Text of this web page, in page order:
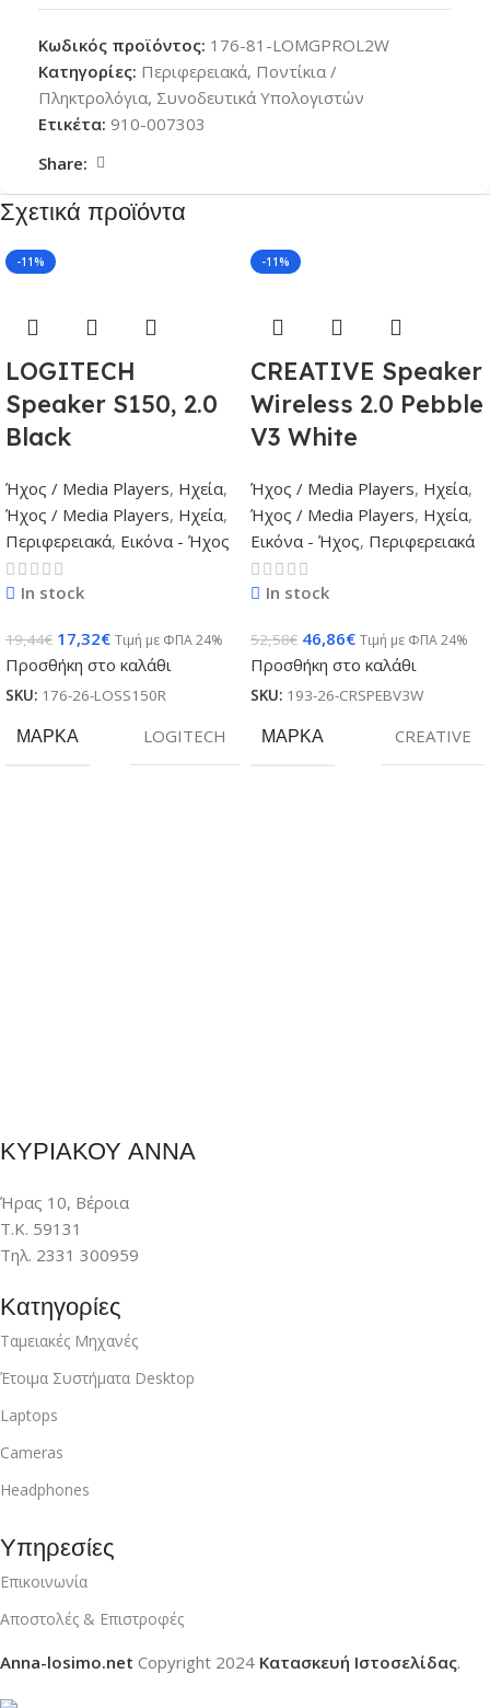
Κωδικός προϊόντος: 176-81-LOMGPROL2W
Κατηγορίες: Περιφερειακά, Ποντίκια /
Πληκτρολόγια, Συνοδευτικά Υπολογιστών
Ετικέτα: 910-007303
Share:
Σχετικά προϊόντα
-11%
LOGITECH
Speaker S150, 2.0
Black
Ήχος / Media Players, Ηχεία,
Ήχος / Media Players, Ηχεία,
Περιφερειακά, Εικόνα - Ήχος
In stock
19,44€ 17,32€ Τιμή με ΦΠΑ 24%
Προσθήκη στο καλάθι
SKU: 176-26-LOSS150R
ΜΆΡΚΑ LOGITECH
-11%
CREATIVE Speaker
Wireless 2.0 Pebble
V3 White
Ήχος / Media Players, Ηχεία,
Ήχος / Media Players, Ηχεία,
Εικόνα - Ήχος, Περιφερειακά
In stock
52,58€ 46,86€ Τιμή με ΦΠΑ 24%
Προσθήκη στο καλάθι
SKU: 193-26-CRSPEBV3W
ΜΆΡΚΑ CREATIVE
ΚΥΡΙΑΚΟΥ ΑΝΝΑ
Ήρας 10, Βέροια
Τ.Κ. 59131
Τηλ. 2331 300959
Κατηγορίες
Ταμειακές Μηχανές
Έτοιμα Συστήματα Desktop
Laptops
Cameras
Headphones
Υπηρεσίες
Επικοινωνία
Αποστολές & Επιστροφές
Anna-losimo.net Copyright 2024 Κατασκευή Ιστοσελίδας.